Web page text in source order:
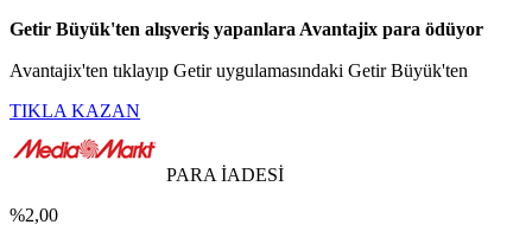
Getir Büyük'ten alışveriş yapanlara Avantajix para ödüyor
Avantajix'ten tıklayıp Getir uygulamasındaki Getir Büyük'ten
TIKLA KAZAN
PARA İADESİ
%2,00